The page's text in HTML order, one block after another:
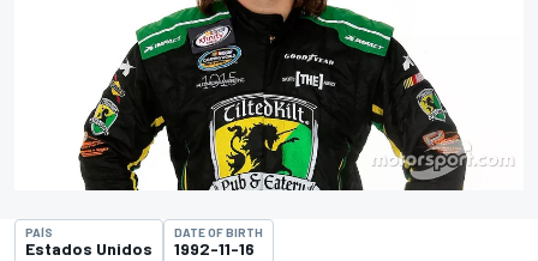
PAÍS
Estados Unidos
DATE OF BIRTH
1992-11-16